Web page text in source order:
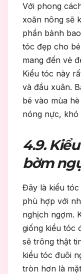
Với phong
xoăn nông sẽ
phần bảnh
tóc đẹp cho
mang đến vẻ
Kiểu tóc này
và đầu xuân.
bé vào mùa
nóng nực, khó
4.9.
bờm
Đây là kiểu tóc
phù hợp với
nghịch ngợm.
giống kiểu tóc
sẽ trông thật
kiểu tóc đuôi
tròn hơn là